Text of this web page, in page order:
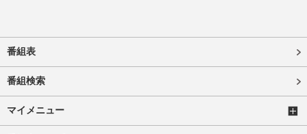
番組表
番組検索
マイメニュー